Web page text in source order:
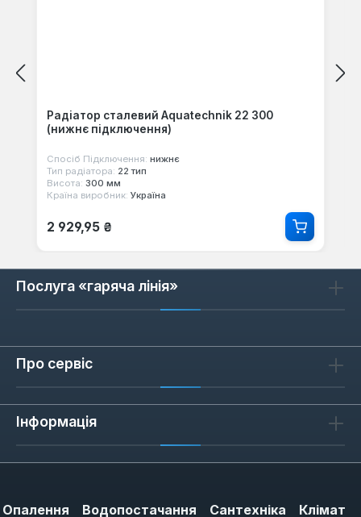
Радіатор сталевий Aquatechnik 22 300
(нижнє підключення)
Спосіб Підключення: нижнє
Тип радіатора: 22 тип
Висота: 300 мм
Країна виробник: Україна
Звичайна ціна:
2 929,95 ₴
Послуга «гаряча лінія»
Про сервіс
Інформація
Опалення Водопостачання Сантехніка Клімат